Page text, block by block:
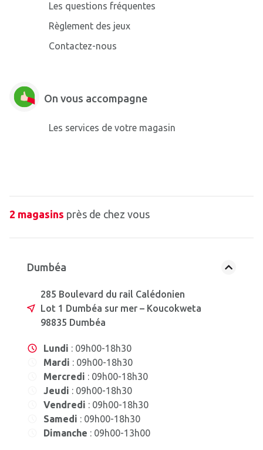
2 magasins près de chez vous
Dumbéa
285 Boulevard du rail Calédonien
Lot 1 Dumbéa sur mer – Koucokweta
98835 Dumbéa
Lundi : 09h00-18h30
Mardi : 09h00-18h30
Mercredi : 09h00-18h30
Jeudi : 09h00-18h30
Vendredi : 09h00-18h30
Samedi : 09h00-18h30
Dimanche : 09h00-13h00
Les questions fréquentes
Règlement des jeux
Contactez-nous
On vous accompagne
Les services de votre magasin